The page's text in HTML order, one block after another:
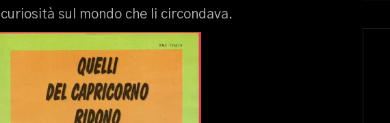
sul mondo che li circondava.